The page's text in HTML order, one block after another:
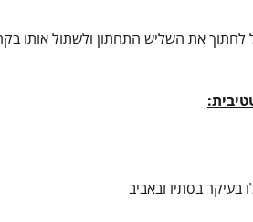
את השליש התחתון ולשתול אותו
בעיקר בסתיו ובאביב